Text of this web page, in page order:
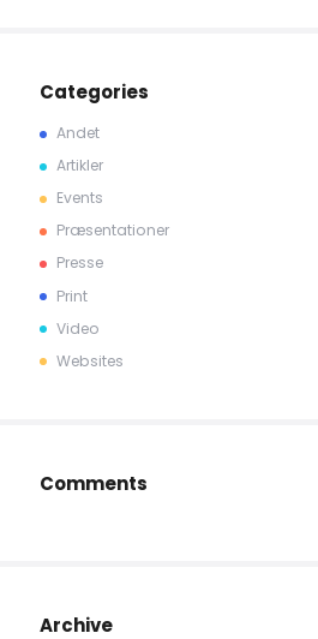
Categories
Andet
Artikler
Events
Præsentationer
Presse
Print
Video
Websites
Comments
Archive